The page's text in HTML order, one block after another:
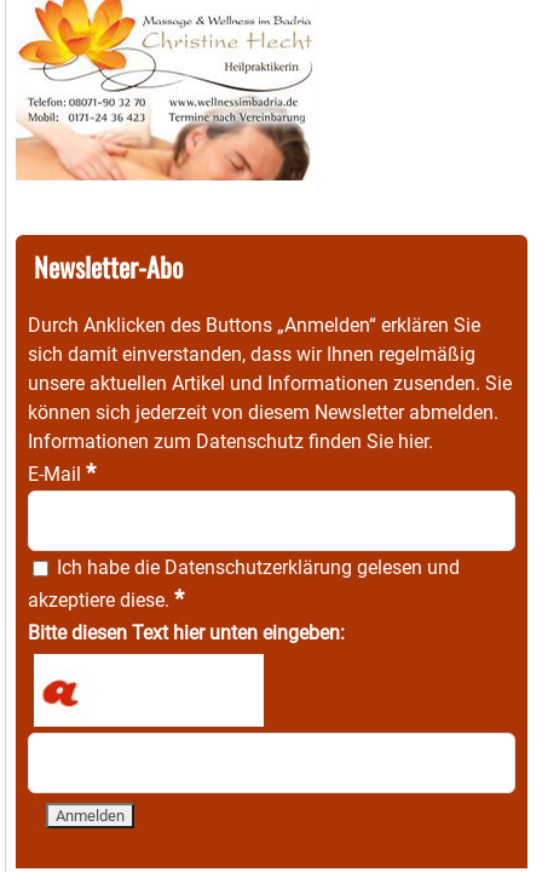
Newsletter-Abo
Durch Anklicken des Buttons „Anmelden“ erklären Sie
sich damit einverstanden, dass wir Ihnen regelmäßig
unsere aktuellen Artikel und Informationen zusenden. Sie
können sich jederzeit von diesem Newsletter abmelden.
Informationen zum Datenschutz finden Sie hier.
E-Mail *
Ich habe die Datenschutzerklärung gelesen und
akzeptiere diese. *
Bitte diesen Text hier unten eingeben: